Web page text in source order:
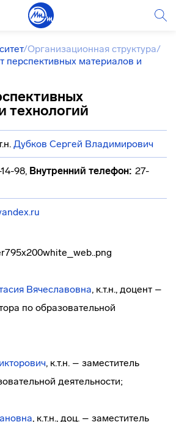
/Организационная структура/
перспективных материалов и
технологий
Дубков Сергей Владимирович
98, Внутренний телефон: 27-
Вячеславовна, к.т.н., доцент –
по образовательной
, к.т.н. – заместитель
деятельности;
, к.т.н., доц. – заместитель